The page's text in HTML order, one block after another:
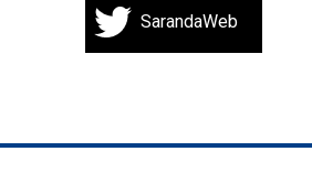
SarandaWeb